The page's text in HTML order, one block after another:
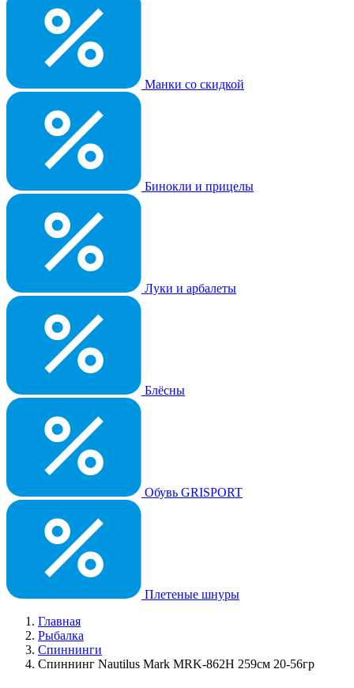
Манки со скидкой
Бинокли и прицелы
Луки и арбалеты
Блёсны
Обувь GRISPORT
Плетеные шнуры
Главная
Рыбалка
Спиннинги
Спиннинг Nautilus Mark MRK-862H 259см 20-56гр